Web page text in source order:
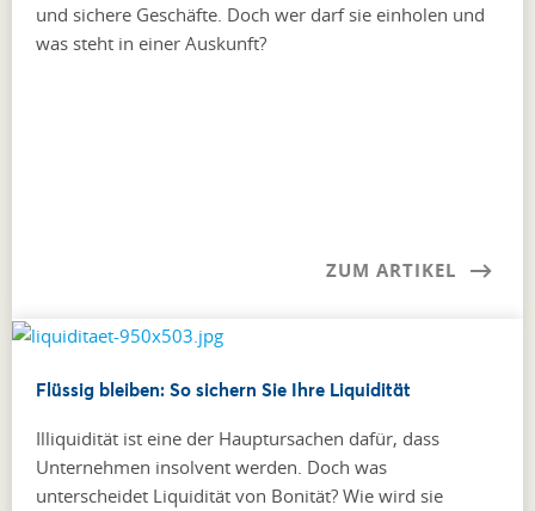
und sichere Geschäfte. Doch wer darf sie einholen und
was steht in einer Auskunft?
ZUM ARTIKEL
Flüssig bleiben: So sichern Sie Ihre Liquidität
Illiquidität ist eine der Hauptursachen dafür, dass
Unternehmen insolvent werden. Doch was
unterscheidet Liquidität von Bonität? Wie wird sie